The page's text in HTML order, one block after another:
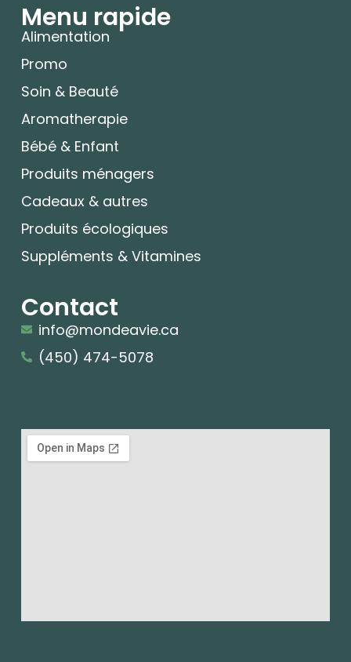
Menu rapide
Alimentation
Promo
Soin & Beauté
Aromatherapie
Bébé & Enfant
Produits ménagers
Cadeaux & autres
Produits écologiques
Suppléments & Vitamines
Contact
info@mondeavie.ca
(450) 474-5078